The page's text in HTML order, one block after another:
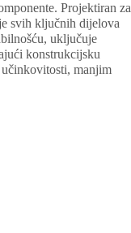
Projektiran za
svih ključnih dijelova
uključuje
konstrukcijsku
manjim